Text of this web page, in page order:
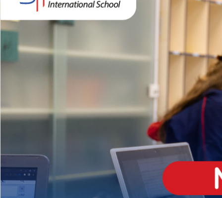
EDUCAÇÃO INFANTIL
Inglês todos os dias
MÉDIO
igh School
Dupla Diplomação